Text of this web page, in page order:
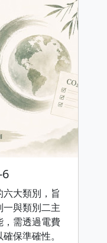
大類別，旨
與類別二主
，需透過電費
保準確性。